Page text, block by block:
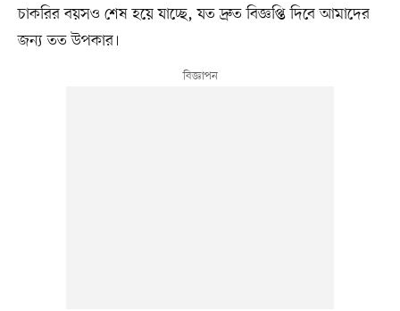
চাকরির বয়সও শেষ হয়ে যাচ্ছে, যত দ্রুত বিজ্ঞপ্তি দিবে আমাদের
জন্য তত উপকার।